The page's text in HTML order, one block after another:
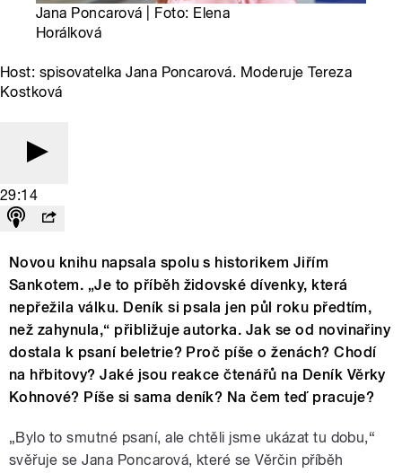
Jana Poncarová | Foto: Elena
Horálková
Host: spisovatelka Jana Poncarová. Moderuje Tereza
Kostková
29:14
Novou knihu napsala spolu s historikem Jiřím
Sankotem. „Je to příběh židovské dívenky, která
nepřežila válku. Deník si psala jen půl roku předtím,
než zahynula,“ přibližuje autorka. Jak se od novinařiny
dostala k psaní beletrie? Proč píše o ženách? Chodí
na hřbitovy? Jaké jsou reakce čtenářů na Deník Věrky
Kohnové? Píše si sama deník? Na čem teď pracuje?
„Bylo to smutné psaní, ale chtěli jsme ukázat tu dobu,“
svěřuje se Jana Poncarová, které se Věrčin příběh